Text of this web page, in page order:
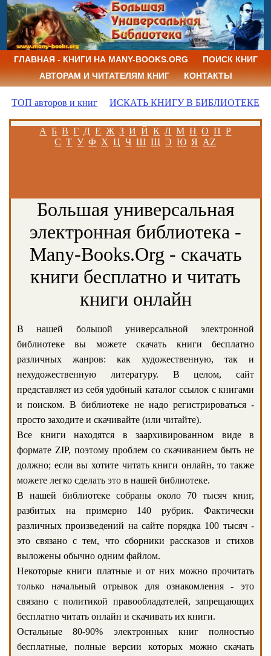
ГЛАВНАЯ - КНИГИ НА MANY-BOOKS.ORG
ПОИСК КНИГ
АВТОРАМ И ЧИТАТЕЛЯМ КНИГ
КОНТАКТЫ
ТОП авторов и книг ИСКАТЬ КНИГУ В БИБЛИОТЕКЕ
А Б В Г Д Е Ж З И Й К Л М Н О П Р
С Т У Ф Х Ц Ч Ш Щ Э Ю Я AZ
Большая универсальная
электронная библиотека -
Many-Books.Org - скачать
книги бесплатно и читать
книги онлайн
В нашей большой универсальной электронной
библиотеке вы можете скачать книги бесплатно
различных жанров: как художественную, так и
нехудожественную литературу. В целом, сайт
представляет из себя удобный каталог ссылок с книгами
и поиском. В библиотеке не надо регистрироваться -
просто заходите и скачивайте (или читайте).
Все книги находятся в заархивированном виде в
формате ZIP, поэтому проблем со скачиванием быть не
должно; если вы хотите читать книги онлайн, то также
можете легко сделать это в нашей библиотеке.
В нашей библиотеке собраны около 70 тысяч книг,
разбитых на примерно 140 рубрик. Фактически
различных произведений на сайте порядка 100 тысяч -
это связано с тем, что сборники рассказов и стихов
выложены обычно одним файлом.
Некоторые книги платные и от них можно прочитать
только начальный отрывок для ознакомления - это
связано с политикой правообладателей, запрещающих
бесплатно читать онлайн и скачивать их книги.
Остальные 80-90% электронных книг полностью
бесплатные, полные версии которых можно скачать